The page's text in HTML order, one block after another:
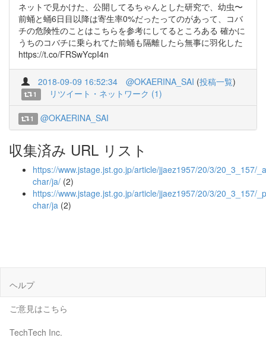
ネットで見かけた、公開してるちゃんとした研究で、幼虫〜
前蛹と蛹6日目以降は寄生率0%だったってのがあって、コバ
チの危険性のことはこちらを参考にしてるところある 確かに
うちのコバチに乗られてた前蛹も隔離したら無事に羽化した
https://t.co/FRSwYcpI4n
2018-09-09 16:52:34 @OKAERINA_SAI (投稿一覧)
1 リツイート・ネットワーク (1)
1 @OKAERINA_SAI
収集済み URL リスト
https://www.jstage.jst.go.jp/article/jjaez1957/20/3/20_3_157/
char/ja/ (2)
https://www.jstage.jst.go.jp/article/jjaez1957/20/3/20_3_157/
char/ja (2)
ヘルプ
ご意見はこちら
TechTech Inc.